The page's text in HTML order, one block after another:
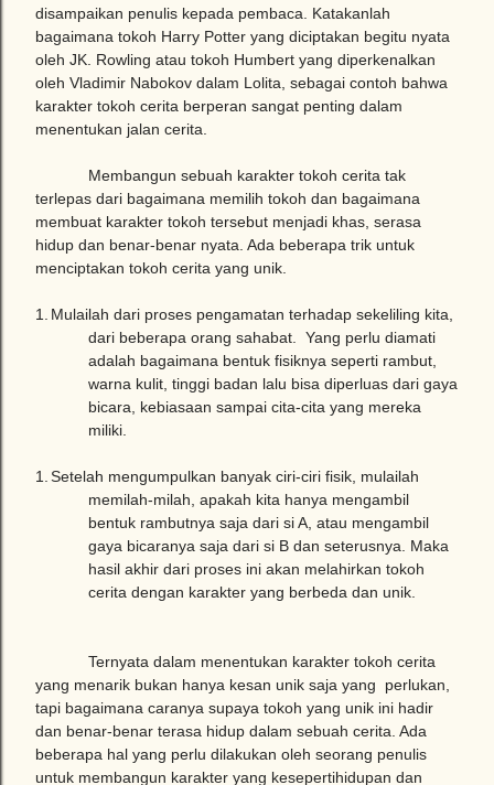
disampaikan penulis kepada pembaca. Katakanlah
bagaimana tokoh Harry Potter yang diciptakan begitu nyata
oleh JK. Rowling atau tokoh Humbert yang diperkenalkan
oleh Vladimir Nabokov dalam Lolita, sebagai contoh bahwa
karakter tokoh cerita berperan sangat penting dalam
menentukan jalan cerita.
Membangun sebuah karakter tokoh cerita tak
terlepas dari bagaimana memilih tokoh dan bagaimana
membuat karakter tokoh tersebut menjadi khas, serasa
hidup dan benar-benar nyata. Ada beberapa trik untuk
menciptakan tokoh cerita yang unik.
1.
Mulailah dari proses pengamatan terhadap sekeliling kita,
dari beberapa orang sahabat. Yang perlu diamati
adalah bagaimana bentuk fisiknya seperti rambut,
warna kulit, tinggi badan lalu bisa diperluas dari gaya
bicara, kebiasaan sampai cita-cita yang mereka
miliki.
1. Setelah mengumpulkan banyak ciri-ciri fisik, mulailah
memilah-milah, apakah kita hanya mengambil
bentuk rambutnya saja dari si A, atau mengambil
gaya bicaranya saja dari si B dan seterusnya. Maka
hasil akhir dari proses ini akan melahirkan tokoh
cerita dengan karakter yang berbeda dan unik.
Ternyata dalam menentukan karakter tokoh cerita
yang menarik bukan hanya kesan unik saja yang perlukan,
tapi bagaimana caranya supaya tokoh yang unik ini hadir
dan benar-benar terasa hidup dalam sebuah cerita. Ada
beberapa hal yang perlu dilakukan oleh seorang penulis
untuk membangun karakter yang kesepertihidupan dan